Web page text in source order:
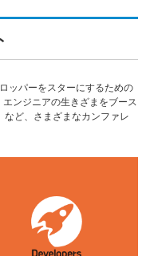
ッパーをスターにするための
ンジニアの生きざまをブース
ど、さまざまなカンファレ